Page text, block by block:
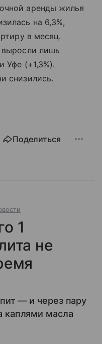
аренды жилья
на 6,3%,
в месяц.
выросли лишь
Уфе (+1,3%).
снизились.
Поделиться
1
не
— и через пару
каплями масла